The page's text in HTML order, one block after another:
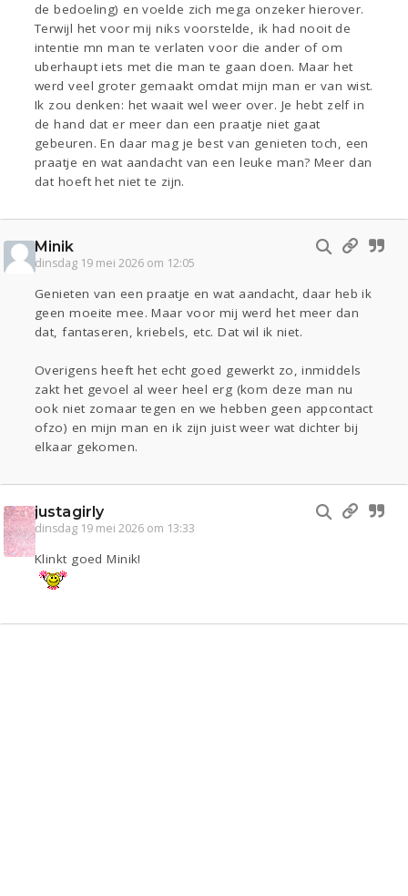
de bedoeling) en voelde zich mega onzeker hierover.
Terwijl het voor mij niks voorstelde, ik had nooit de
intentie mn man te verlaten voor die ander of om
uberhaupt iets met die man te gaan doen. Maar het
werd veel groter gemaakt omdat mijn man er van wist.
Ik zou denken: het waait wel weer over. Je hebt zelf in
de hand dat er meer dan een praatje niet gaat
gebeuren. En daar mag je best van genieten toch, een
praatje en wat aandacht van een leuke man? Meer dan
dat hoeft het niet te zijn.
Minik
dinsdag 19 mei 2026 om 12:05
Genieten van een praatje en wat aandacht, daar heb ik
geen moeite mee. Maar voor mij werd het meer dan
dat, fantaseren, kriebels, etc. Dat wil ik niet.
Overigens heeft het echt goed gewerkt zo, inmiddels
zakt het gevoel al weer heel erg (kom deze man nu
ook niet zomaar tegen en we hebben geen appcontact
ofzo) en mijn man en ik zijn juist weer wat dichter bij
elkaar gekomen.
justagirly
dinsdag 19 mei 2026 om 13:33
Klinkt goed Minik!